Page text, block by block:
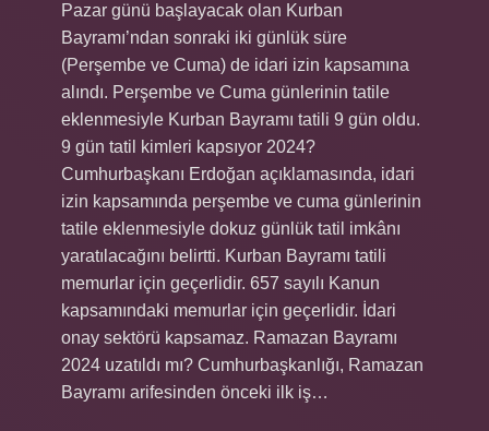
Pazar günü başlayacak olan Kurban
Bayramı’ndan sonraki iki günlük süre
(Perşembe ve Cuma) de idari izin kapsamına
alındı. Perşembe ve Cuma günlerinin tatile
eklenmesiyle Kurban Bayramı tatili 9 gün oldu.
9 gün tatil kimleri kapsıyor 2024?
Cumhurbaşkanı Erdoğan açıklamasında, idari
izin kapsamında perşembe ve cuma günlerinin
tatile eklenmesiyle dokuz günlük tatil imkânı
yaratılacağını belirtti. Kurban Bayramı tatili
memurlar için geçerlidir. 657 sayılı Kanun
kapsamındaki memurlar için geçerlidir. İdari
onay sektörü kapsamaz. Ramazan Bayramı
2024 uzatıldı mı? Cumhurbaşkanlığı, Ramazan
Bayramı arifesinden önceki ilk iş…